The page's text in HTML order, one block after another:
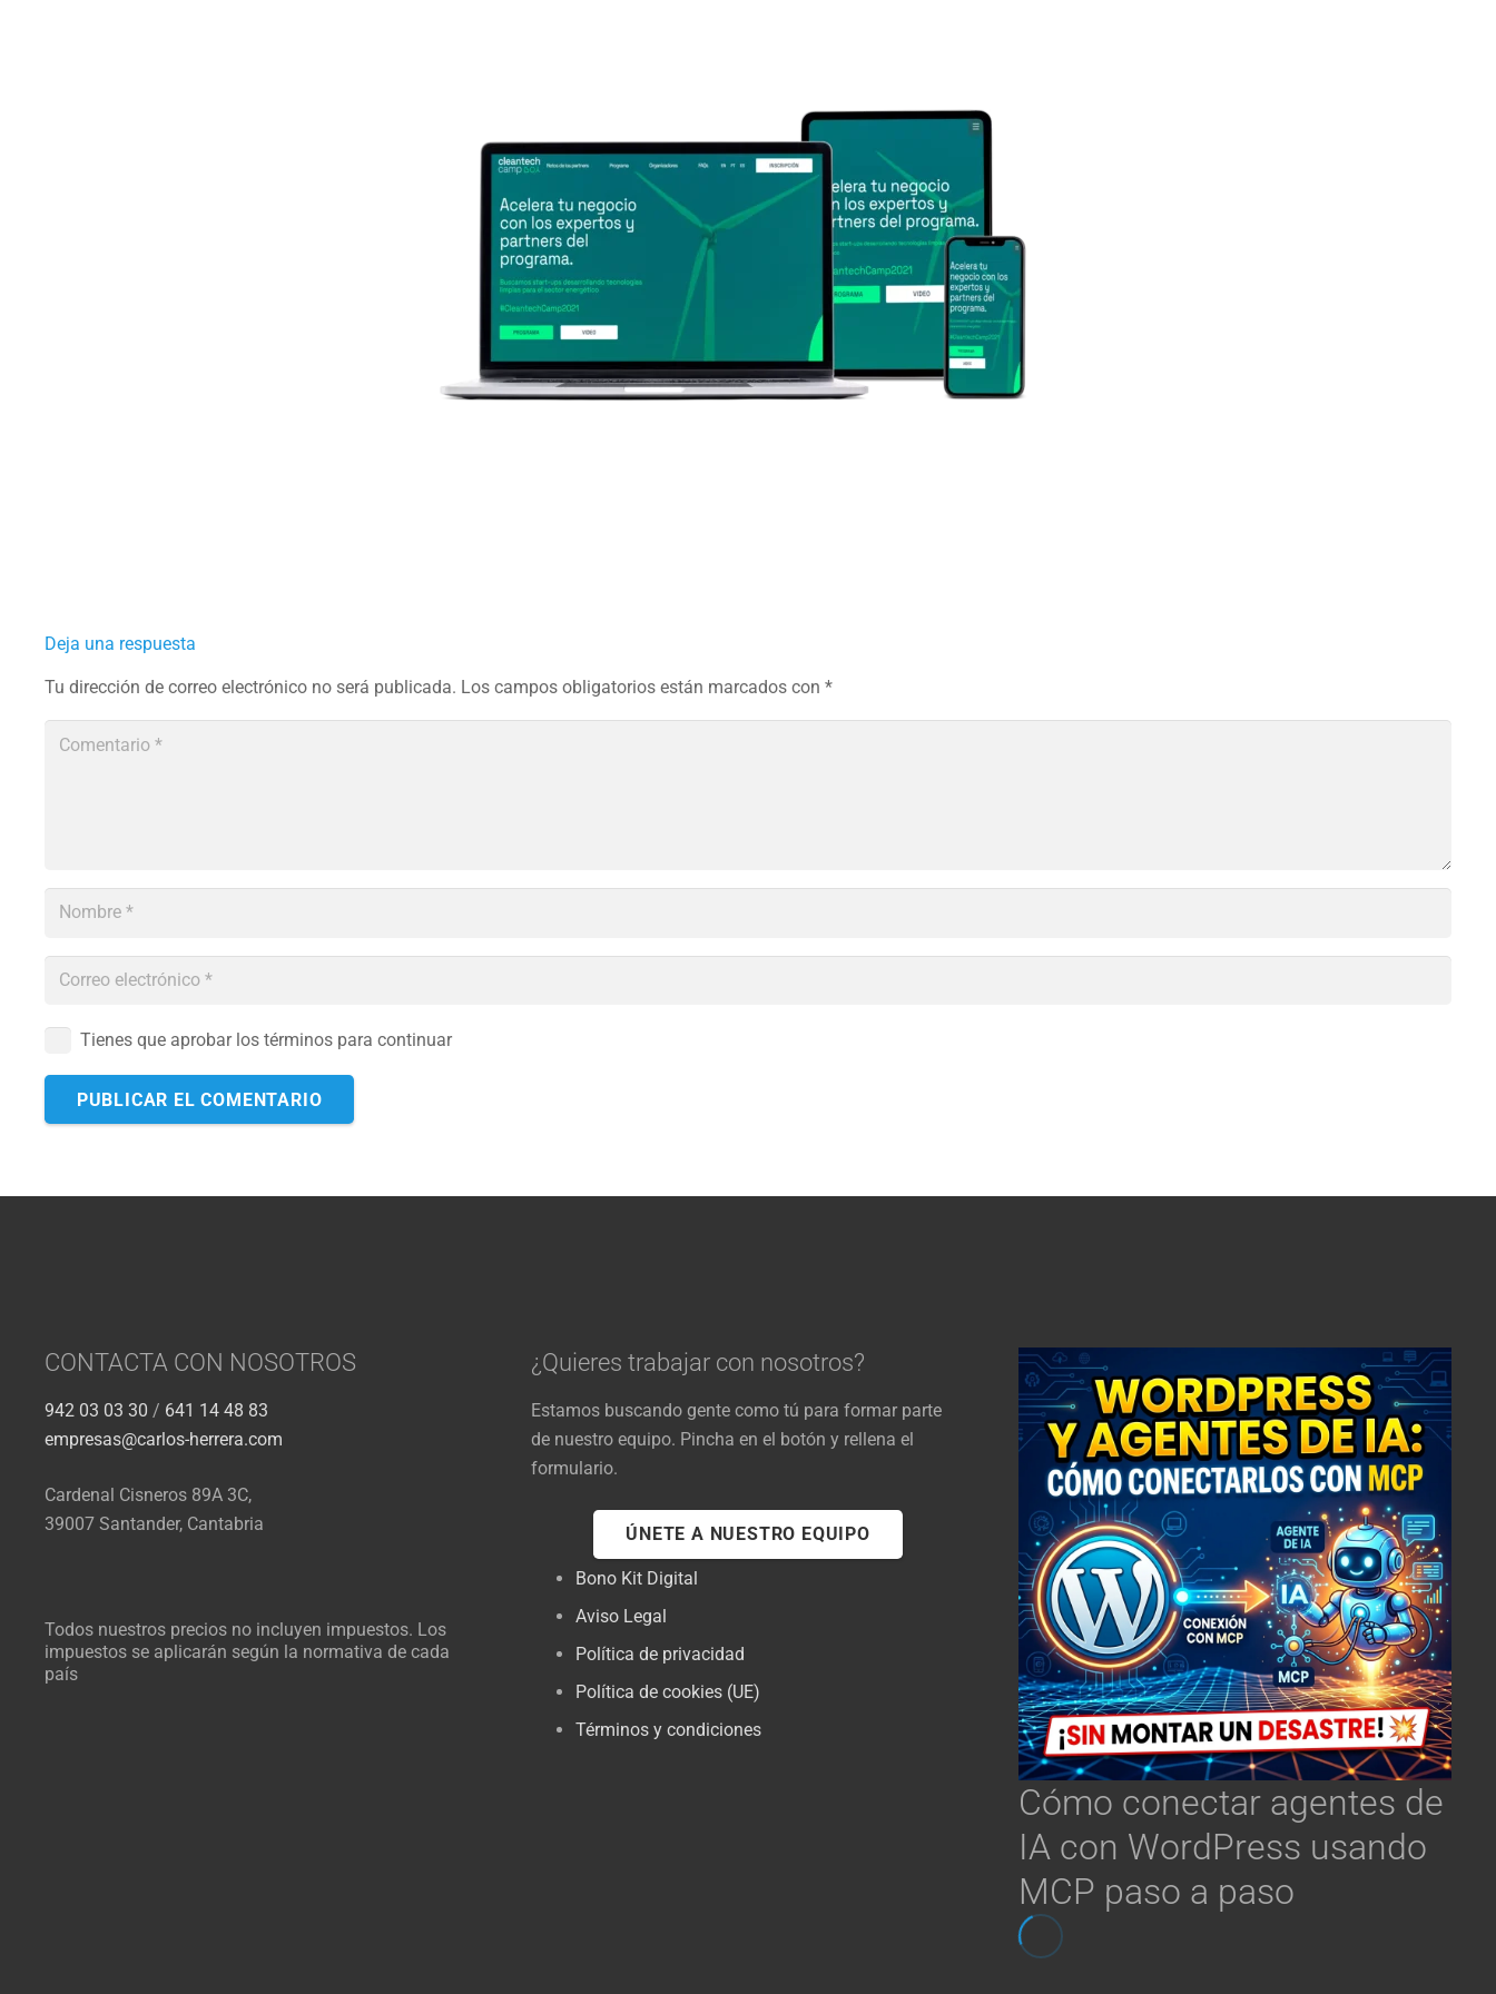
Deja una respuesta
Tu dirección de correo electrónico no será publicada. Los campos obligatorios están marcados con *
Tienes que aprobar los términos para continuar
PUBLICAR EL COMENTARIO
CONTACTA CON NOSOTROS
942 03 03 30 / 641 14 48 83
empresas@carlos-herrera.com
Cardenal Cisneros 89A 3C,
39007 Santander, Cantabria
Todos nuestros precios no incluyen impuestos. Los
impuestos se aplicarán según la normativa de cada
país
¿Quieres trabajar con nosotros?
Estamos buscando gente como tú para formar parte
de nuestro equipo. Pincha en el botón y rellena el
formulario.
ÚNETE A NUESTRO EQUIPO
Bono Kit Digital
Aviso Legal
Política de privacidad
Política de cookies (UE)
Términos y condiciones
Cómo conectar agentes de
IA con WordPress usando
MCP paso a paso